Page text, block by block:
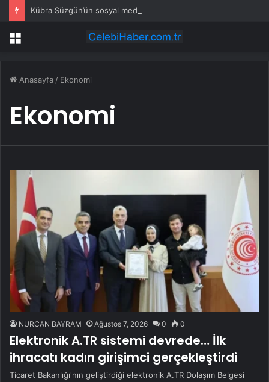
Menü
Anasayfa / Ekonomi
Ekonomi
NURCAN BAYRAM Ağustos 7, 2026 0 0
Elektronik A.TR sistemi devrede… İlk
ihracatı kadın girişimci gerçekleştirdi
Ticaret Bakanlığı'nın geliştirdiği elektronik A.TR Dolaşım Belgesi